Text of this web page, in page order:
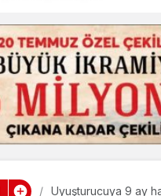
Uyuşturucuya 9 ay